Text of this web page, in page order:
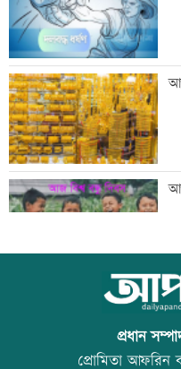
প্রধান
প্রোমিতা আফরিন